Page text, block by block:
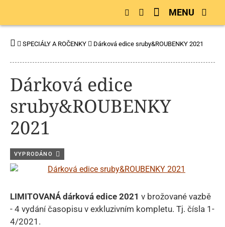
SPECIÁLY A ROČENKY Dárková edice sruby&ROUBENKY 2021
Dárková edice
sruby&ROUBENKY
2021
VYPRODÁNO
LIMITOVANÁ dárková edice 2021 v brožované vazbě
- 4 vydání časopisu v exkluzivním kompletu. Tj. čísla 1-
4/2021.
MENU